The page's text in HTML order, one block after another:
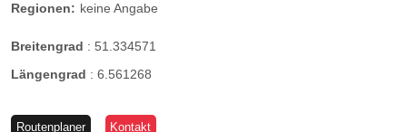
Regionen: keine Angabe
Breitengrad : 51.334571
Längengrad : 6.561268
Routenplaner Kontakt